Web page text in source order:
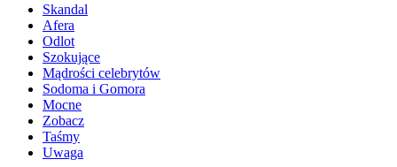
Skandal
Afera
Odlot
Szokujące
Mądrości celebrytów
Sodoma i Gomora
Mocne
Zobacz
Taśmy
Uwaga